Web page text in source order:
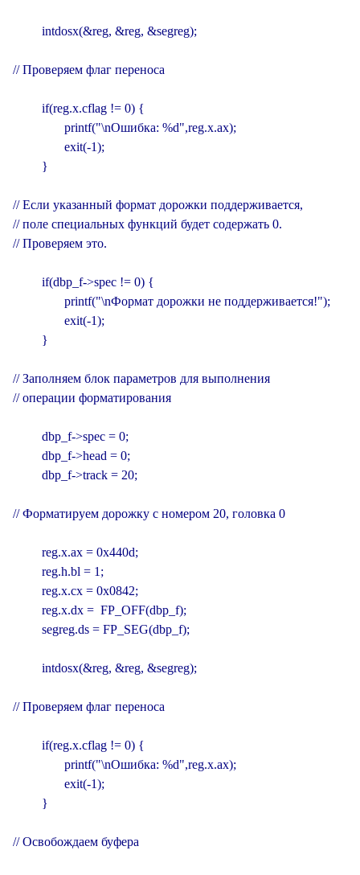
         intdosx(&reg, &reg, &segreg);
// Проверяем флаг переноса
         if(reg.x.cflag != 0) {
                printf("\nОшибка: %d",reg.x.ax);
                exit(-1);
         }
// Если указанный формат дорожки поддерживается,
// поле специальных функций будет содержать 0.
// Проверяем это.
         if(dbp_f->spec != 0) {
                printf("\nФормат дорожки не поддерживается!");
                exit(-1);
         }
// Заполняем блок параметров для выполнения
// операции форматирования
         dbp_f->spec = 0;
         dbp_f->head = 0;
         dbp_f->track = 20;
// Форматируем дорожку с номером 20, головка 0
         reg.x.ax = 0x440d;
         reg.h.bl = 1;
         reg.x.cx = 0x0842;
         reg.x.dx =  FP_OFF(dbp_f);
         segreg.ds = FP_SEG(dbp_f);
         intdosx(&reg, &reg, &segreg);
// Проверяем флаг переноса
         if(reg.x.cflag != 0) {
                printf("\nОшибка: %d",reg.x.ax);
                exit(-1);
         }
// Освобождаем буфера